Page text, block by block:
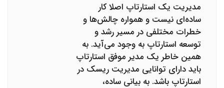
مدیریت یک استارتاپ اصلا کار
ساده‌ای نیست و همواره چالش‌ها و
خطرات مختلفی در مسیر رشد و
توسعه استارتاپ به وجود می‌آید. به
همین خاطر یک مدیر موفق استارتاپ
باید دارای توانایی مدیریت ریسک در
استارتاپ باشد. به بیانی ساده،